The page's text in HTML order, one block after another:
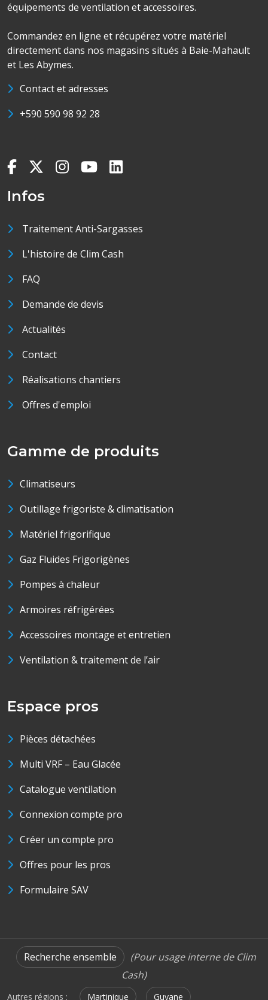
équipements de ventilation et accessoires.
Commandez en ligne et récupérez votre matériel
directement dans nos magasins situés à Baie-Mahault
et Les Abymes.
Contact et adresses
+590 590 98 92 28
Infos
Traitement Anti-Sargasses
L'histoire de Clim Cash
FAQ
Demande de devis
Actualités
Contact
Réalisations chantiers
Offres d'emploi
Gamme de produits
Climatiseurs
Outillage frigoriste & climatisation
Matériel frigorifique
Gaz Fluides Frigorigènes
Pompes à chaleur
Armoires réfrigérées
Accessoires montage et entretien
Ventilation & traitement de l’air
Espace pros
Pièces détachées
Multi VRF – Eau Glacée
Catalogue ventilation
Connexion compte pro
Créer un compte pro
Offres pour les pros
Formulaire SAV
Recherche ensemble
(Pour usage interne de Clim
Cash)
Autres régions : Martinique Guyane